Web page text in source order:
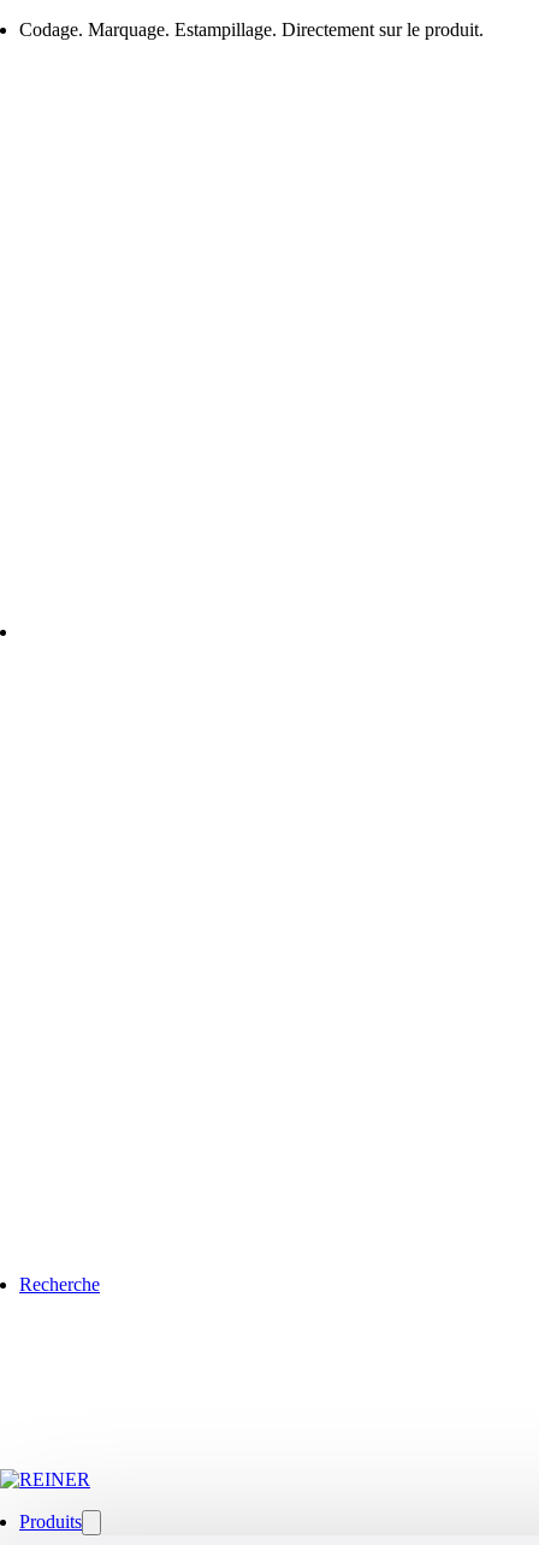
Codage. Marquage. Estampillage. Directement sur le produit.
Recherche
Produits